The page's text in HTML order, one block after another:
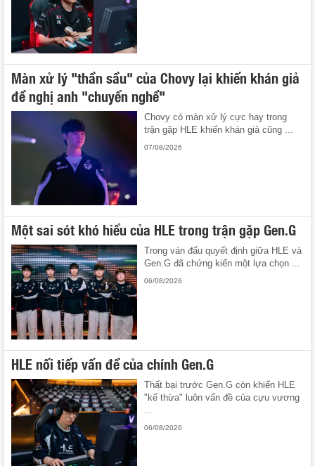
Màn xử lý "thần sầu" của Chovy lại khiến khán giả
đề nghị anh "chuyển nghề"
Chovy có màn xử lý cực hay trong
trận gặp HLE khiến khán giả cũng ...
07/08/2026
Một sai sót khó hiểu của HLE trong trận gặp Gen.G
Trong ván đấu quyết định giữa HLE và
Gen.G đã chứng kiến một lựa chọn ...
06/08/2026
HLE nối tiếp vấn đề của chính Gen.G
Thất bại trước Gen.G còn khiến HLE
"kế thừa" luôn vấn đề của cựu vương
06/08/2026